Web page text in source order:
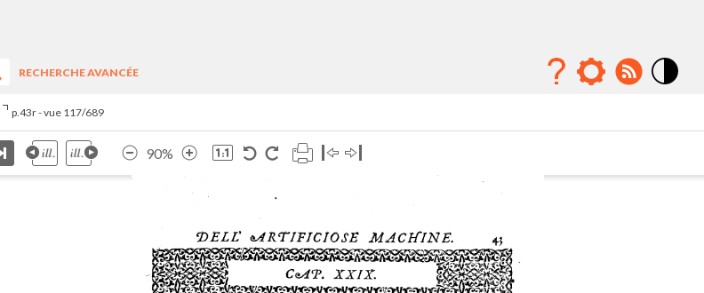
RECHERCHE AVANCÉE
p.43r - vue 117/689
90%